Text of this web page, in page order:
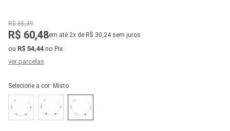
R$ 86,39
R$ 60,48em até 2x de R$ 30,24 sem juros
ou R$ 54,44 no Pix
ver parcelas
Selecione a cor: Misto